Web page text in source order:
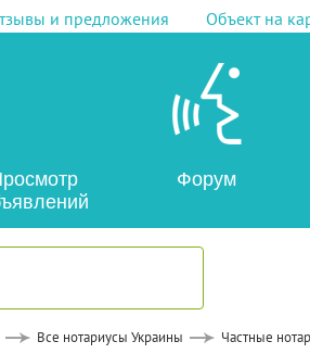
и предложения Объект на
Форум
Все нотариусы Украины Частные